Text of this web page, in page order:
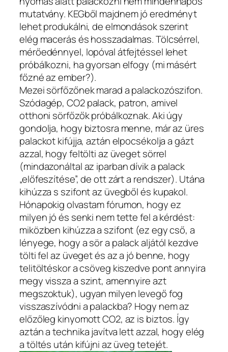
mutatvány. KEGből majdnem jó eredményt
lehet produkálni, de elmondások szerint
elég macerás és hosszadalmas. Tölcsérrel,
mérőedénnyel, lopóval átfejtéssel lehet
próbálkozni, ha gyorsan elfogy (mi másért
főzné az ember?).
Mezei sörfőzőnek marad a palackozószifon.
Szódagép, CO2 palack, patron, amivel
otthoni sörfőzők próbálkoznak. Aki úgy
gondolja, hogy biztosra menne, már az üres
palackot kifújja, aztán elpocsékolja a gázt
azzal, hogy feltölti az üveget sörrel
(mindazonáltal az iparban dívik a palack
„előfeszítése”, de ott zárt a rendszer). Utána
kihúzza s szifont az üvegből és kupakol.
Hónapokig olvastam fórumon, hogy ez
milyen jó és senki nem tette fel a kérdést:
miközben kihúzza a szifont (ez egy cső, a
lényege, hogy a sör a palack aljától kezdve
tölti fel az üveget és az a jó benne, hogy
telitöltéskor a csöveg kiszedve pont annyira
megy vissza a szint, amennyire azt
megszoktuk), ugyan milyen levegő fog
visszaszívódni a palackba? Hogy nem az
előzőleg kinyomott CO2, az is biztos. Így
aztán a technika javítva lett azzal, hogy elég
a töltés után kifújni az üveg tetejét.